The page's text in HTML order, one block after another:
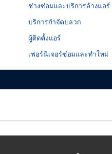
ช่างซ่อมและบริการล้างแอร์
บริการกำจัดปลวก
ผู้ติดตั้งแอร์
เฟอร์นิเจอร์ซ่อมและทำใหม่